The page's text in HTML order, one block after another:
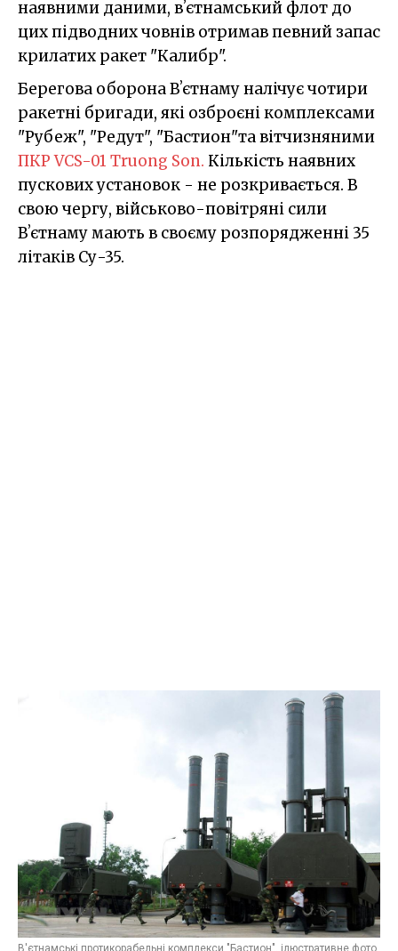
наявними даними, вʼєтнамський флот до
цих підводних човнів отримав певний запас
крилатих ракет "Калибр".
Берегова оборона Вʼєтнаму налічує чотири
ракетні бригади, які озброєні комплексами
"Рубеж", "Редут", "Бастион"та вітчизняними
ПКР VCS-01 Truong Son. Кількість наявних
пускових установок - не розкривається. В
свою чергу, військово-повітряні сили
Вʼєтнаму мають в своєму розпорядженні 35
літаків Су-35.
В'єтнамські протикорабельні комплекси "Бастион", ілюстративне фото